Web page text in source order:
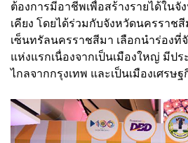
ต้องการมีอาชีพเพื่อสร้างรายได้ในจั
เคียง โดยได้ร่วมกับจังหวัดนครราช
เซ็นทรัลนครราชสีมา เลือกนำร่องที่
แห่งแรกเนื่องจากเป็นเมืองใหญ่ มีป
ไกลจากกรุงเทพ และเป็นเมืองเศรษ